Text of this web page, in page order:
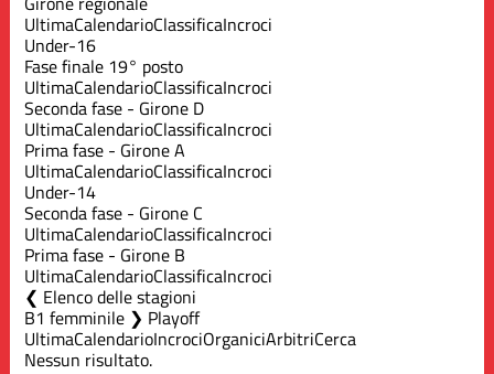
UltimaCalendarioClassificaIncroci
Under-16
Fase finale 19° posto
UltimaCalendarioClassificaIncroci
Seconda fase - Girone D
UltimaCalendarioClassificaIncroci
Prima fase - Girone A
UltimaCalendarioClassificaIncroci
Under-14
Seconda fase - Girone C
UltimaCalendarioClassificaIncroci
Prima fase - Girone B
UltimaCalendarioClassificaIncroci
Elenco delle stagioni
B1 femminile ❯ Playoff
UltimaCalendarioIncrociOrganiciArbitriCerca
Nessun risultato.